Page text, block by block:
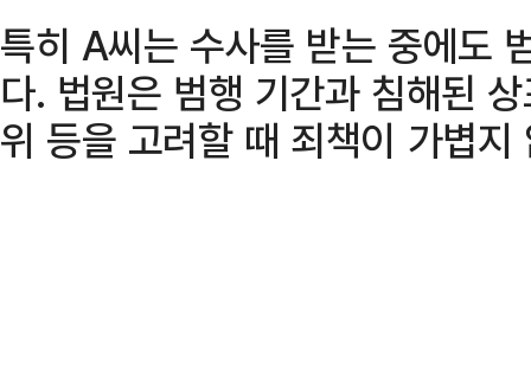
특히 A씨는 수사를 받는 중에도
다. 법원은 범행 기간과 침해된
위 등을 고려할 때 죄책이 가볍지